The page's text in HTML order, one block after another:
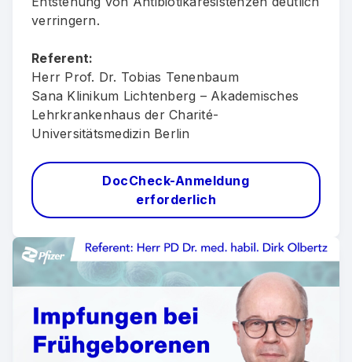
verringern.
Referent:
Herr Prof. Dr. Tobias Tenenbaum
Sana Klinikum Lichtenberg – Akademisches
Lehrkrankenhaus der Charité-
Universitätsmedizin Berlin
DocCheck-Anmeldung
erforderlich